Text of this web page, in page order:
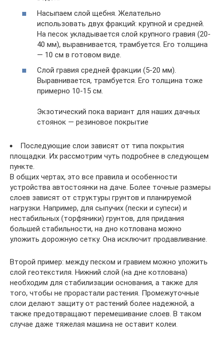
Насыпаем слой щебня. Желательно
использовать двух фракций: крупной и средней.
На песок укладывается слой крупного гравия (20-
40 мм), выравнивается, трамбуется. Его толщина
— 10 см в готовом виде.
Слой гравия средней фракции (5-20 мм).
Выравнивается, трамбуется. Его толщина тоже
примерно 10-15 см.
Экзотический пока вариант для наших дачных
стоянок — резиновое покрытие
Последующие слои зависят от типа покрытия
площадки. Их рассмотрим чуть подробнее в следующем
пункте.
В общих чертах, это все правила и особенности
устройства автостоянки на даче. Более точные размеры
слоев зависят от структуры грунтов и планируемой
нагрузки. Например, для сыпучих (пески и супеси) и
нестабильных (торфяники) грунтов, для придания
большей стабильности, на дно котлована можно
уложить дорожную сетку. Она исключит продавливание.
Второй пример: между песком и гравием можно уложить
слой геотекстиля. Нижний слой (на дне котлована)
необходим для стабилизации основания, а также для
того, чтобы не прорастали растения. Промежуточные
слои делают защиту от растений более надежной, а
также предотвращают перемешивание слоев. В таком
случае даже тяжелая машина не оставит колеи.